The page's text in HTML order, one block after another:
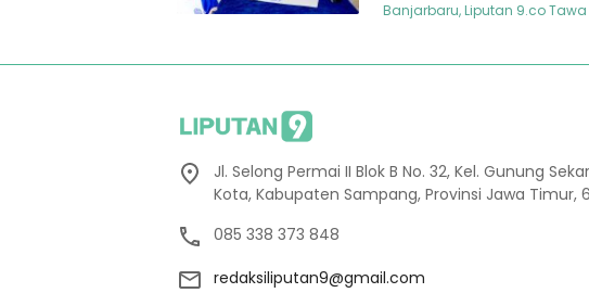
Banjarbaru, Liputan 9.co
Jl. Selong Permai II Blok B No. 32, Kel. Gunung
Kota, Kabupaten Sampang, Provinsi Jawa Timur,
085 338 373 848
redaksiliputan9@gmail.com